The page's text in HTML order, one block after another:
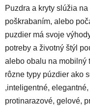
Puzdra a kryty slúžia
poškrabaním, alebo
puzdier má svoje
potreby a životný štýl
alebo obalu na mobilný
rôzne typy púzdier ako
,inteligentné,
protinarazové, gelové,